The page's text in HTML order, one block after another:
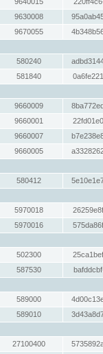
9630008
9670055
580240
581840
9660009
9660001
9660007
9660005
580412
5970018
5970016
502300
587530
589000
589010
27100400